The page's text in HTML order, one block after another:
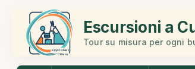
Escursioni a
Tour su misura per ogni